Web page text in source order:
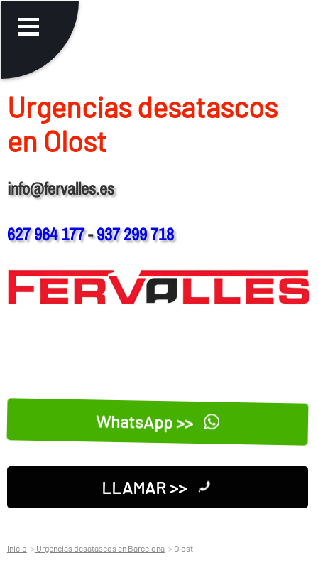
Urgencias desatascos
en Olost
info@fervalles.es
627 964 177-937 299 718
WhatsApp >>
LLAMAR >>
Inicio Urgencias desatascos en Barcelona Olost